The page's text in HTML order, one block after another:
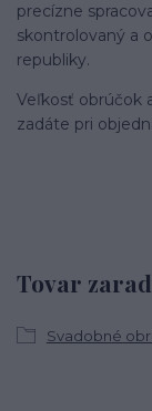
precízne
skontrolovaný a
republiky.
Veľkosť obrúčok
zadáte pri
Tovar
Svadobné